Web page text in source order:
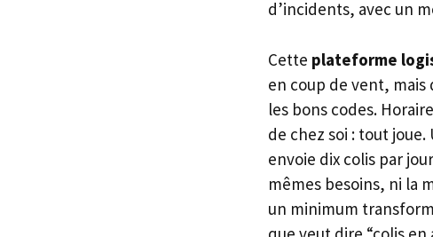
d’incidents, avec un
Cette plateforme
en coup de vent,
les bons codes.
de chez soi : tout
envoie dix colis par
mêmes besoins, ni la
un minimum